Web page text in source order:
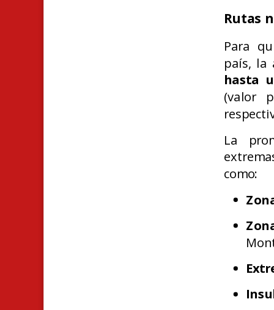
Rutas
Para
país, la
hasta
(valor
La
como: